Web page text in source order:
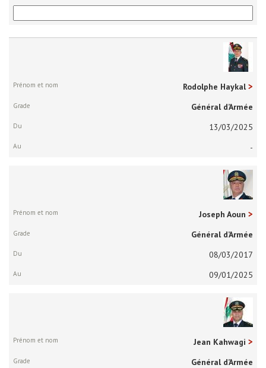
nom
Grade
Du
Au
Rodolphe Haykal
Général d’Armée
13/03/2025
-
Joseph Aoun
Général d’Armée
08/03/2017
09/01/2025
Jean Kahwagi
Général d’Armée